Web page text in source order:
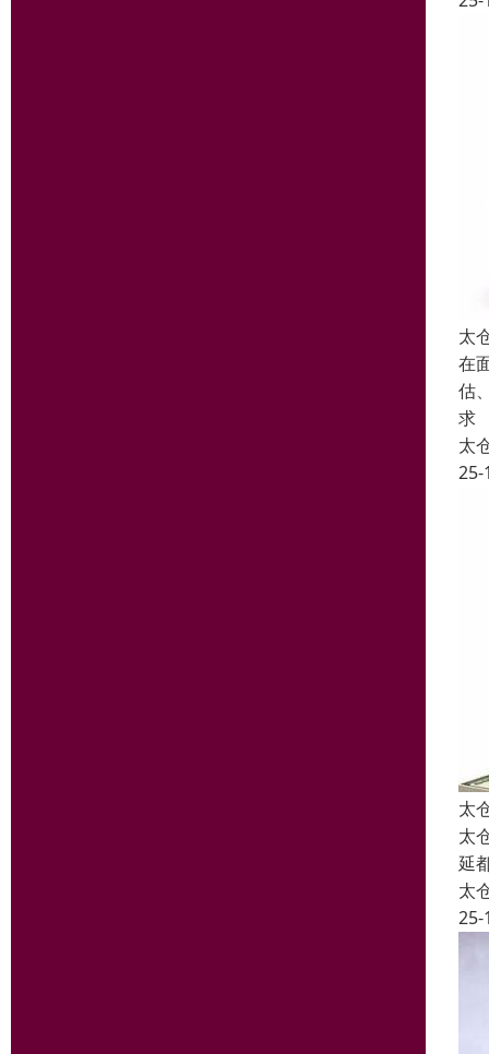
太
在
估
求
太
25-
太
太
延
太
25-